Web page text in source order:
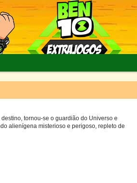
tornou-se o guardião do Universo e
alienígena misterioso e perigoso, repleto de